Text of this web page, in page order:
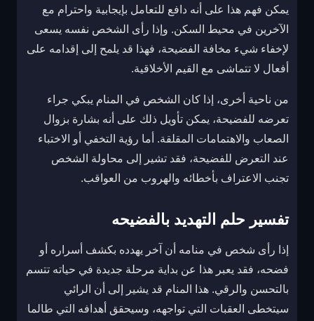
يمكن فهم هذا على أنه دافع للتعامل بإيجابية واحترام مع
الآخرين في محيط السكن. وإذا رأى الشخص نفسه يسعى
لإخفاء شيء مخافة الفضيحة، فهذا قد يلمح إلى إقدامه على
أفعال لا تتماشى مع القيم الأخلاقية.
من ناحية أخرى، إذا كان الشخص في المنام يبكي جراء
تعرضه للفضيحة، يمكن تأويل ذلك على أنه بشارة بزوال
الصعاب والاهتمامات المقلقة. أما رؤية التخفي أو الاختباء
عند التعرض للفضيحة، فقد تشير إلى محاولة الشخص
تجنب الاعتراف بأخطائه والهروب من العواقب.
تفسير حلم التهديد بالفضيحه
إذا رأى شخص في منامه أن آخر يهدده بكشف أسراره أو
فضحه، فقد يعبر هذا عن بداية مرحلة جديدة في حياته تتسم
بالتحسن والرقي. هذا المنام قد يشير إلى أن الرائي
سيتخطى العقبات التي تواجهه، وسيحقق أهدافه التي طالما